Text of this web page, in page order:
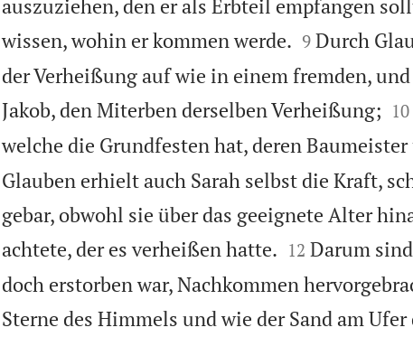
auszuziehen, den er als Erbteil empfangen
wissen, wohin er kommen werde.
9 Durch
der Verheißung auf wie in einem fremden,
Jakob, den Miterben derselben Verheißung;
10
welche die Grundfesten hat, deren
Glauben erhielt auch Sarah selbst die Kraft,
gebar, obwohl sie über das geeignete Alter
achtete, der es verheißen hatte.
12 Darum
doch erstorben war, Nachkommen
Sterne des Himmels und wie der Sand am